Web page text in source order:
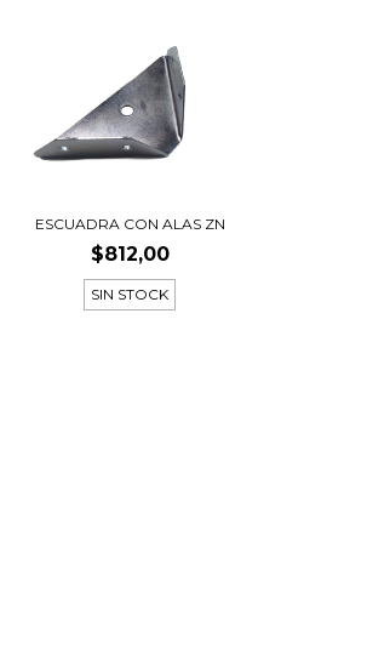
ESCUADRA CON ALAS ZN
$812,00
SIN STOCK